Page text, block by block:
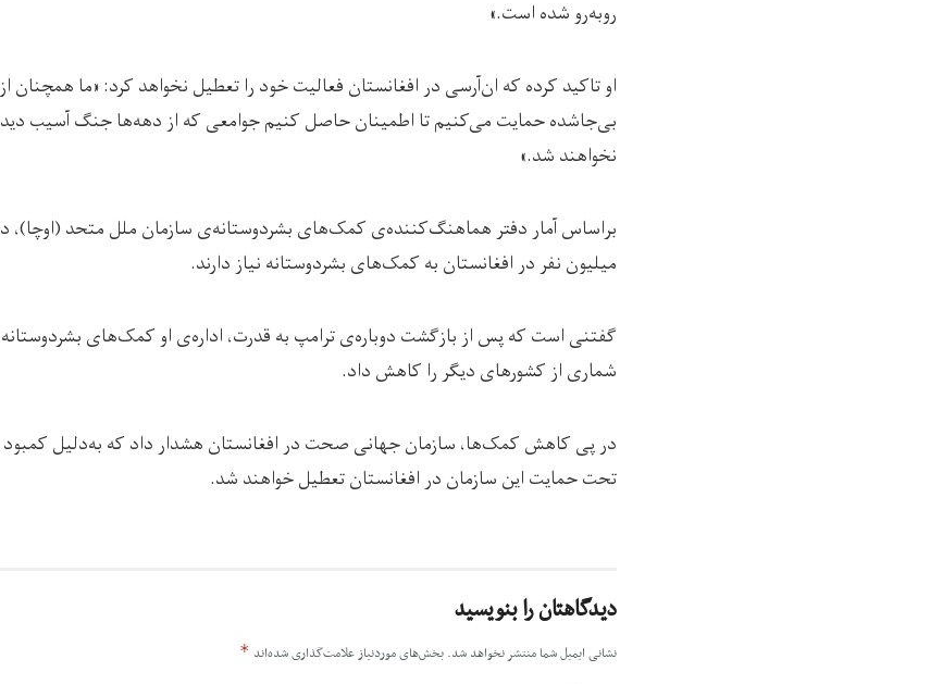
روبه‌رو شده است.»
او تاکید کرده که ان‌آرسی در افغانستان فعالیت خود را تعطیل نخواهد کرد: «ما همچنان
بی‌جاشده حمایت می‌کنیم تا اطمینان حاصل کنیم جوامعی که از دهه‌ها جنگ آسیب
نخواهند شد.»
میلیون نفر در افغانستان به کمک‌های بشردوستانه نیاز دارند.
گفتنی است که پس از بازگشت دوباره‌ی ترامپ به قدرت، اداره‌ی او کمک‌های
شماری از کشورهای دیگر را کاهش داد.
تحت حمایت این سازمان در افغانستان تعطیل خواهند شد.
دیدگاهتان را بنویسید
نشانی ایمیل شما منتشر نخواهد شد. بخش‌های موردنیاز علامت‌گذاری شده‌اند *